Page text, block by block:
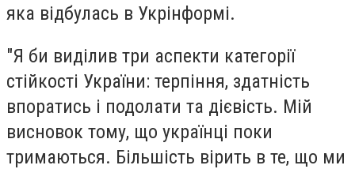
яка відбулась в Укрінформі.
"Я би виділив три аспекти категорії
стійкості України: терпіння, здатність
впоратись і подолати та дієвість. Мій
висновок тому, що українці поки
тримаються. Більшість вірить в те, що ми